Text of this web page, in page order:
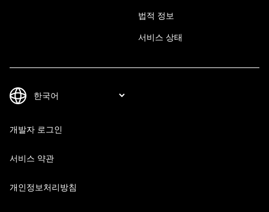
법적 정보
서비스 상태
개발자 로그인
서비스 약관
개인정보처리방침